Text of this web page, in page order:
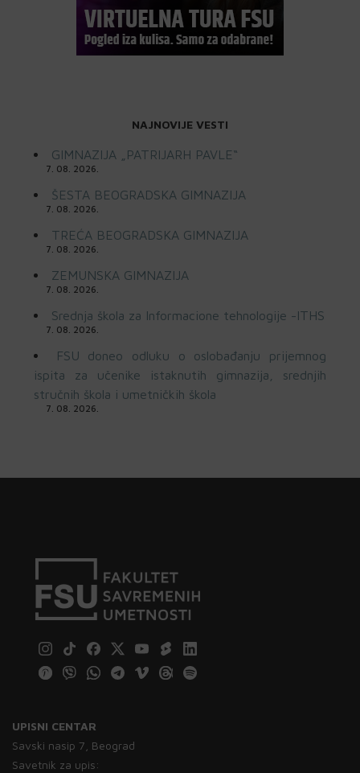
NAJNOVIJE VESTI
GIMNAZIJA „PATRIJARH PAVLE“
7. 08. 2026.
ŠESTA BEOGRADSKA GIMNAZIJA
7. 08. 2026.
TREĆA BEOGRADSKA GIMNAZIJA
7. 08. 2026.
ZEMUNSKA GIMNAZIJA
7. 08. 2026.
Srednja škola za Informacione tehnologije -ITHS
7. 08. 2026.
FSU doneo odluku o oslobađanju prijemnog
ispita za učenike istaknutih gimnazija, srednjih
stručnih škola i umetničkih škola
7. 08. 2026.
UPISNI CENTAR
Savski nasip 7, Beograd
Savetnik za upis: